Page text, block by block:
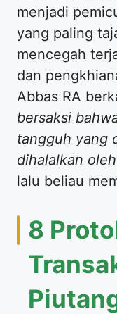
menjadi
yang paling
mencegah
dan
Abbas RA
bersaksi
tangguh yang
dihalalkan
lalu beliau
8